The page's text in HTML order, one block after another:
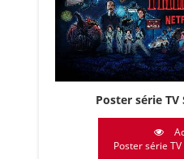
Poster série
Poster série